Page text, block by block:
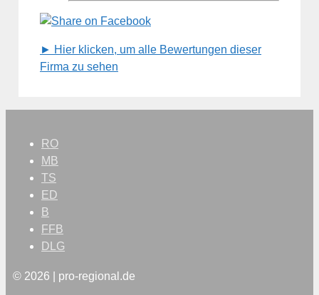
► Hier klicken, um alle Bewertungen dieser
Firma zu sehen
RO
MB
TS
ED
B
FFB
DLG
© 2026 | pro-regional.de